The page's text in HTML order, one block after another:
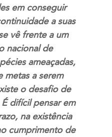
em conseguir
a suas
vê frente a um
nacional de
ameaçadas,
metas a serem
o desafio de
difícil pensar em
na existência
cumprimento de